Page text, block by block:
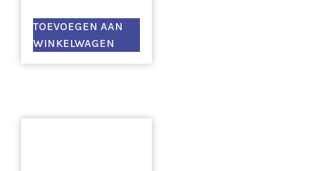
TOEVOEGEN AAN
WINKELWAGEN